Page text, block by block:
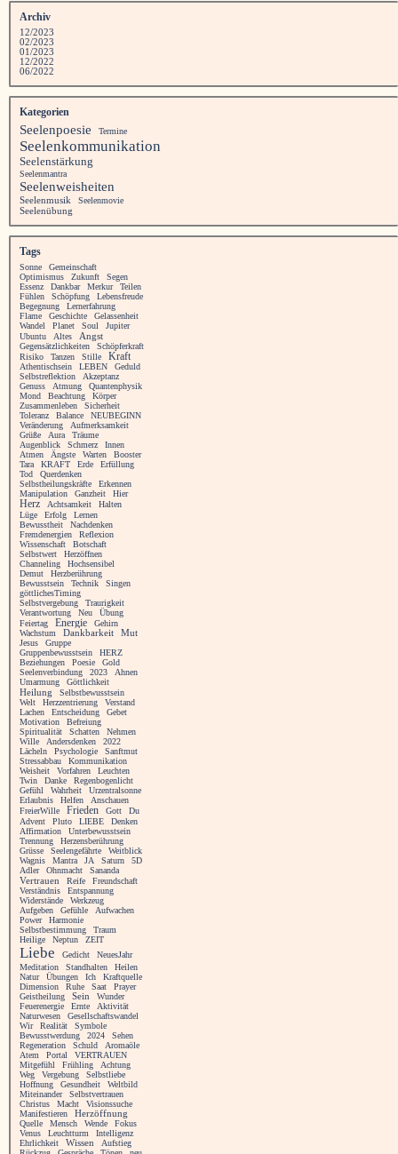
Archiv
12/2023
02/2023
01/2023
12/2022
06/2022
Kategorien
Seelenpoesie Termine
Seelenkommunikation
Seelenstärkung
Seelenmantra
Seelenweisheiten
Seelenmusik Seelenmovie
Seelenübung
Tags
Sonne
Gemeinschaft
Optimismus
Zukunft
Segen
Essenz
Dankbar Merkur
Teilen
Fühlen
Schöpfung
Lebensfreude
Begegnung
Lernerfahrung
Flame
Geschichte
Gelassenheit
Wandel
Planet Soul
Jupiter
Ubuntu
Altes Angst
Gegensätzlichkeiten
Schöpferkraft
Risiko
Tanzen Stille Kraft
Athentischsein LEBEN
Geduld
Selbstreflektion
Akzeptanz
Genuss
Atmung
Quantenphysik
Mond
Beachtung
Körper
Zusammenleben
Sicherheit
Toleranz
Balance
NEUBEGINN
Veränderung
Aufmerksamkeit
Grüße
Aura
Träume
Augenblick
Schmerz
Innen
Atmen
Ängste Warten
Booster
Tara
KRAFT Erde
Erfüllung
Tod
Querdenken
Selbstheilungskräfte
Erkennen
Manipulation
Ganzheit Hier
Herz Achtsamkeit
Halten
Lüge
Erfolg
Lernen
Bewusstheit
Nachdenken
Fremdenergien
Reflexion
Wissenschaft
Botschaft
Selbstwert
Herzöffnen
Channeling
Hochsensibel
Demut
Herzberührung
Bewusstsein
Technik
Singen
göttlichesTiming
Selbstvergebung
Traurigkeit
Verantwortung
Neu
Übung
Feiertag
Energie
Gehirn
Wachstum
Dankbarkeit
Mut
Jesus
Gruppe
Gruppenbewusstsein
HERZ
Beziehungen
Poesie
Gold
Seelenverbindung
2023
Ahnen
Umarmung
Göttlichkeit
Heilung
Selbstbewusstsein
Welt
Herzzentrierung
Verstand
Lachen
Entscheidung
Gebet
Motivation
Befreiung
Spiritualität
Schatten
Nehmen
Wille
Andersdenken
2022
Lächeln
Psychologie
Sanftmut
Stressabbau
Kommunikation
Weisheit
Vorfahren
Leuchten
Twin
Danke
Regenbogenlicht
Gefühl
Wahrheit
Urzentralsonne
Erlaubnis
Helfen
Anschauen
FreierWille
Frieden Gott
Du
Advent
Pluto LIEBE
Denken
Affirmation
Unterbewusstsein
Trennung
Herzensberührung
Grüsse
Seelengefährte
Weitblick
Wagnis
Mantra JA Saturn
5D
Adler
Ohnmacht Sananda
Vertrauen Reife
Freundschaft
Verständnis
Entspannung
Widerstände
Werkzeug
Aufgeben
Gefühle
Aufwachen
Power
Harmonie
Selbstbestimmung
Traum
Heilige
Neptun ZEIT
Liebe Gedicht
NeuesJahr
Meditation
Standhalten
Heilen
Natur
Übungen Ich
Kraftquelle
Dimension
Ruhe Saat
Prayer
Geistheilung
Sein
Wunder
Feuerenergie
Ernte
Aktivität
Naturwesen
Gesellschaftswandel
Wir
Realität
Symbole
Bewusstwerdung
2024
Sehen
Regeneration
Schuld
Aromaöle
Atem
Portal
VERTRAUEN
Mitgefühl
Frühling
Achtung
Weg
Vergebung
Selbstliebe
Hoffnung
Gesundheit
Weltbild
Miteinander
Selbstvertrauen
Christus
Macht
Visionssuche
Manifestieren
Herzöffnung
Quelle
Mensch Wende
Fokus
Venus
Leuchtturm
Intelligenz
Ehrlichkeit
Wissen
Aufstieg